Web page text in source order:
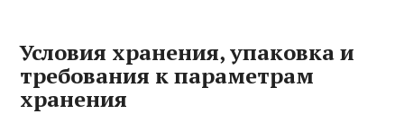
Условия хранения, упаковка и
требования к параметрам
хранения